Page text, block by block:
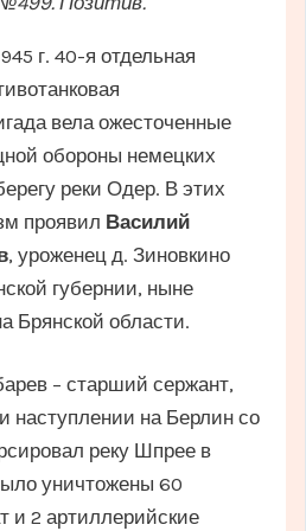
г. 40-я отдельная
вела ожесточенные
обороны немецких
реки Одер. В этих
проявил Василий
, уроженец д. Зиновкино
губернии, ныне
Брянской области.
– старший сержант,
наступлении на Берлин со
реку Шпрее в
уничтожены 60
и 2 артиллерийские